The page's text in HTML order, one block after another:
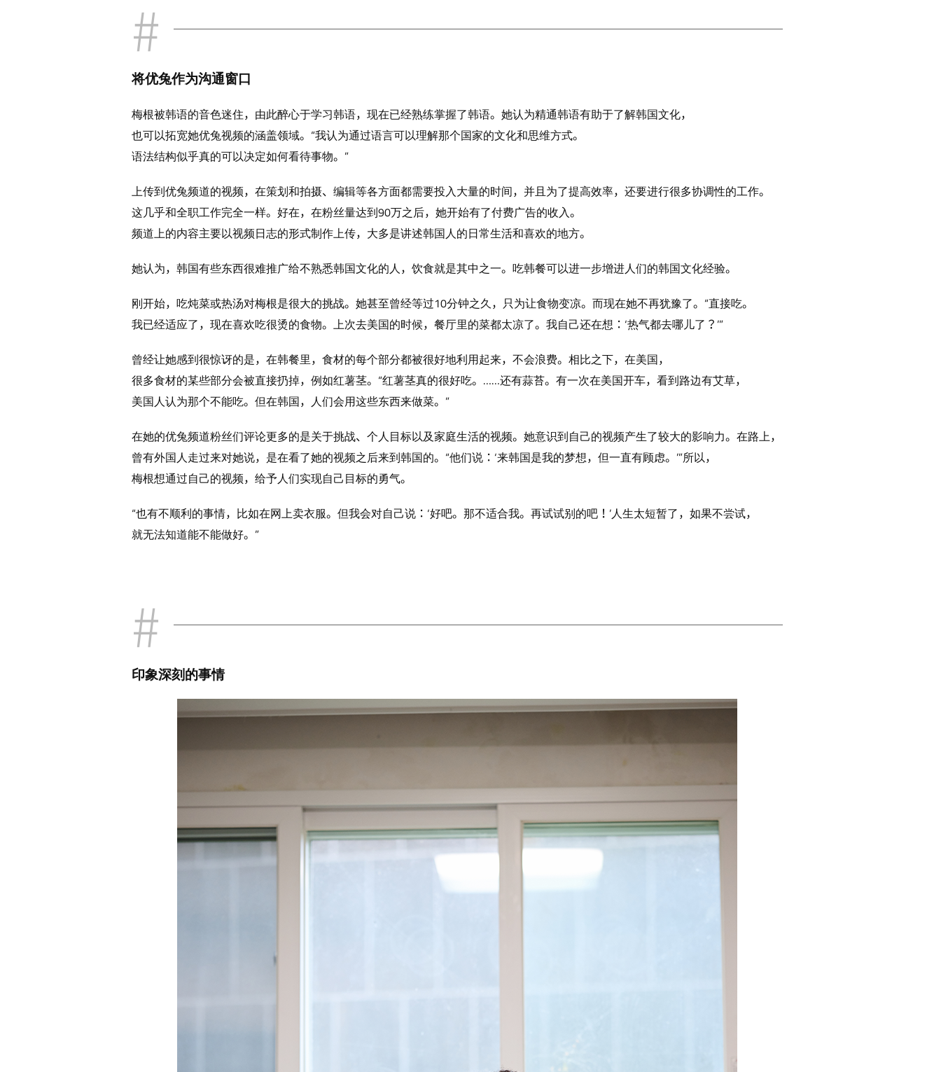
将优兔作为沟通窗口
梅根被韩语的音色迷住，由此醉心于学习韩语，现在已经熟练掌握了韩语。她认为精通韩语有助于了解韩国文化，
也可以拓宽她优兔视频的涵盖领域。“我认为通过语言可以理解那个国家的文化和思维方式。
语法结构似乎真的可以决定如何看待事物。”
上传到优兔频道的视频，在策划和拍摄、编辑等各方面都需要投入大量的时间，并且为了提高效率，还要进行很多协调性的工作。
这几乎和全职工作完全一样。好在，在粉丝量达到90万之后，她开始有了付费广告的收入。
频道上的内容主要以视频日志的形式制作上传，大多是讲述韩国人的日常生活和喜欢的地方。
她认为，韩国有些东西很难推广给不熟悉韩国文化的人，饮食就是其中之一。吃韩餐可以进一步增进人们的韩国文化经验。
刚开始，吃炖菜或热汤对梅根是很大的挑战。她甚至曾经等过10分钟之久，只为让食物变凉。而现在她不再犹豫了。“直接吃。
我已经适应了，现在喜欢吃很烫的食物。上次去美国的时候，餐厅里的菜都太凉了。我自己还在想：‘热气都去哪儿了？’”
曾经让她感到很惊讶的是，在韩餐里，食材的每个部分都被很好地利用起来，不会浪费。相比之下，在美国，
很多食材的某些部分会被直接扔掉，例如红薯茎。“红薯茎真的很好吃。……还有蒜苔。有一次在美国开车，看到路边有艾草，
美国人认为那个不能吃。但在韩国，人们会用这些东西来做菜。”
在她的优兔频道粉丝们评论更多的是关于挑战、个人目标以及家庭生活的视频。她意识到自己的视频产生了较大的影响力。在路上，
曾有外国人走过来对她说，是在看了她的视频之后来到韩国的。“他们说：‘来韩国是我的梦想，但一直有顾虑。’”所以，
梅根想通过自己的视频，给予人们实现自己目标的勇气。
“也有不顺利的事情，比如在网上卖衣服。但我会对自己说：‘好吧。那不适合我。再试试别的吧！’人生太短暂了，如果不尝试，
就无法知道能不能做好。”
印象深刻的事情